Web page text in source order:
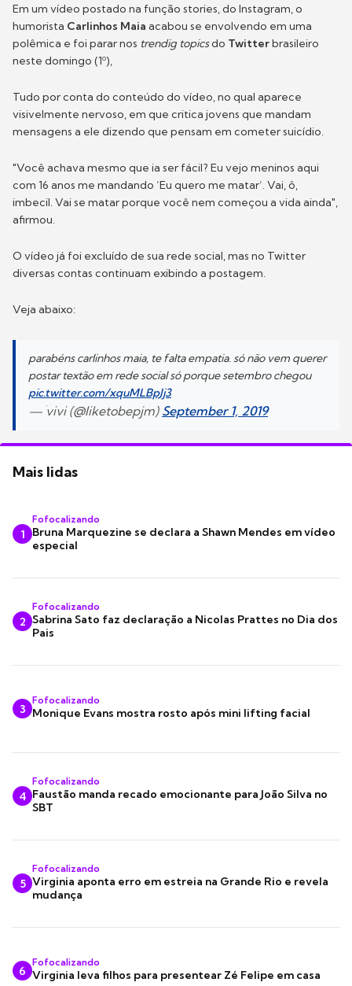
Em um vídeo postado na função stories, do Instagram, o
humorista Carlinhos Maia acabou se envolvendo em uma
polêmica e foi parar nos trendig topicsdo Twitterbrasileiro
neste domingo (1º),
Tudo por conta do conteúdo do vídeo, no qual aparece
visivelmente nervoso, em que critica jovens que mandam
mensagens a ele dizendo que pensam em cometer suicídio.
"Você achava mesmo que ia ser fácil? Eu vejo meninos aqui
com 16 anos me mandando ‘Eu quero me matar’. Vai, ô,
imbecil. Vai se matar porque você nem começou a vida ainda",
afirmou.
O vídeo já foi excluído de sua rede social, mas no Twitter
diversas contas continuam exibindo a postagem.
Veja abaixo:
parabéns carlinhos maia, te falta empatia. só não vem querer
postar textão em rede social só porque setembro chegou
pic.twitter.com/xquMLBpJj3
— ؘvivi (@liketobepjm) September 1, 2019
Mais lidas
1
Fofocalizando
Bruna Marquezine se declara a Shawn Mendes em vídeo
especial
2
Fofocalizando
Sabrina Sato faz declaração a Nicolas Prattes no Dia dos
Pais
3
Fofocalizando
Monique Evans mostra rosto após mini lifting facial
4
Fofocalizando
Faustão manda recado emocionante para João Silva no
SBT
5
Fofocalizando
Virginia aponta erro em estreia na Grande Rio e revela
mudança
6
Fofocalizando
Virginia leva filhos para presentear Zé Felipe em casa